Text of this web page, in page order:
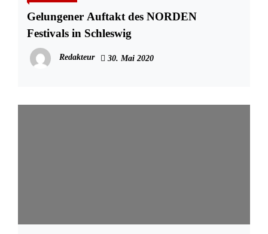
Gelungener Auftakt des NORDEN
Festivals in Schleswig
Redakteur 30. Mai 2020